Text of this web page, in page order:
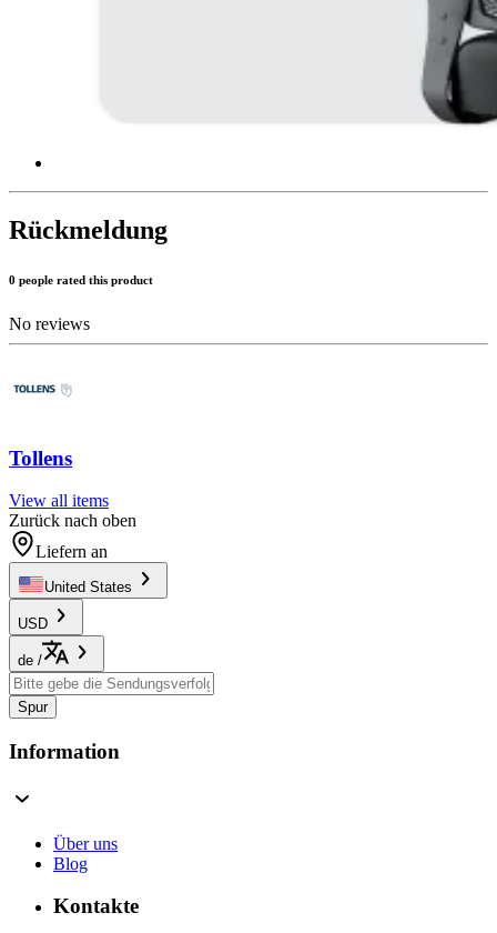
Rückmeldung
0 people rated this product
No reviews
Tollens
View all items
Zurück nach oben
Liefern an
United States
USD
de /
Spur
Information
Über uns
Blog
Kontakte